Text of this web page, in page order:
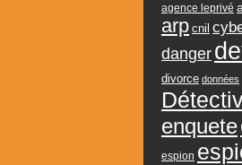
agence leprivé
arp cnil
danger
divorce données
enquete
espion